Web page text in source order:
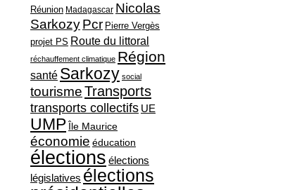
Réunion Madagascar Nicolas
SarkozyPcr Pierre Vergès
projet PS Route du littoral
réchauffement climatique Région
santé Sarkozy social
tourismeTransports
transports collectifs UE
UMP Île Maurice
économie éducation
élections élections
législatives élections